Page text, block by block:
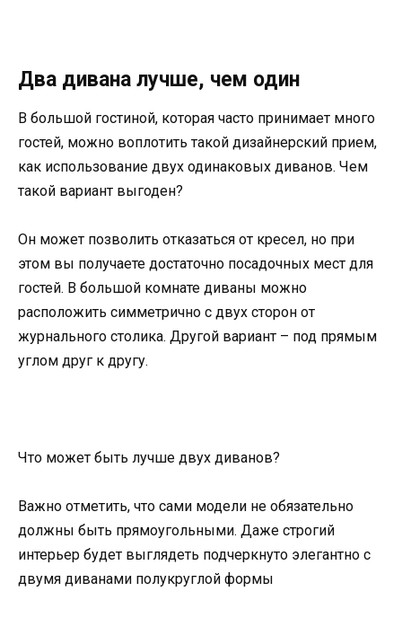
Два дивана лучше, чем один
В большой гостиной, которая часто принимает много
гостей, можно воплотить такой дизайнерский прием,
как использование двух одинаковых диванов. Чем
такой вариант выгоден?
Он может позволить отказаться от кресел, но при
этом вы получаете достаточно посадочных мест для
гостей. В большой комнате диваны можно
расположить симметрично с двух сторон от
журнального столика. Другой вариант – под прямым
углом друг к другу.
Что может быть лучше двух диванов?
Важно отметить, что сами модели не обязательно
должны быть прямоугольными. Даже строгий
интерьер будет выглядеть подчеркнуто элегантно с
двумя диванами полукруглой формы